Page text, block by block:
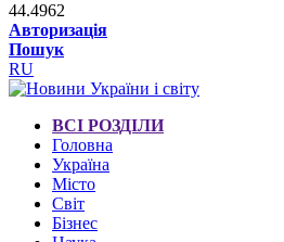
44.4962
Авторизація
Пошук
RU
ВСІ РОЗДІЛИ
Головна
Україна
Місто
Світ
Бізнес